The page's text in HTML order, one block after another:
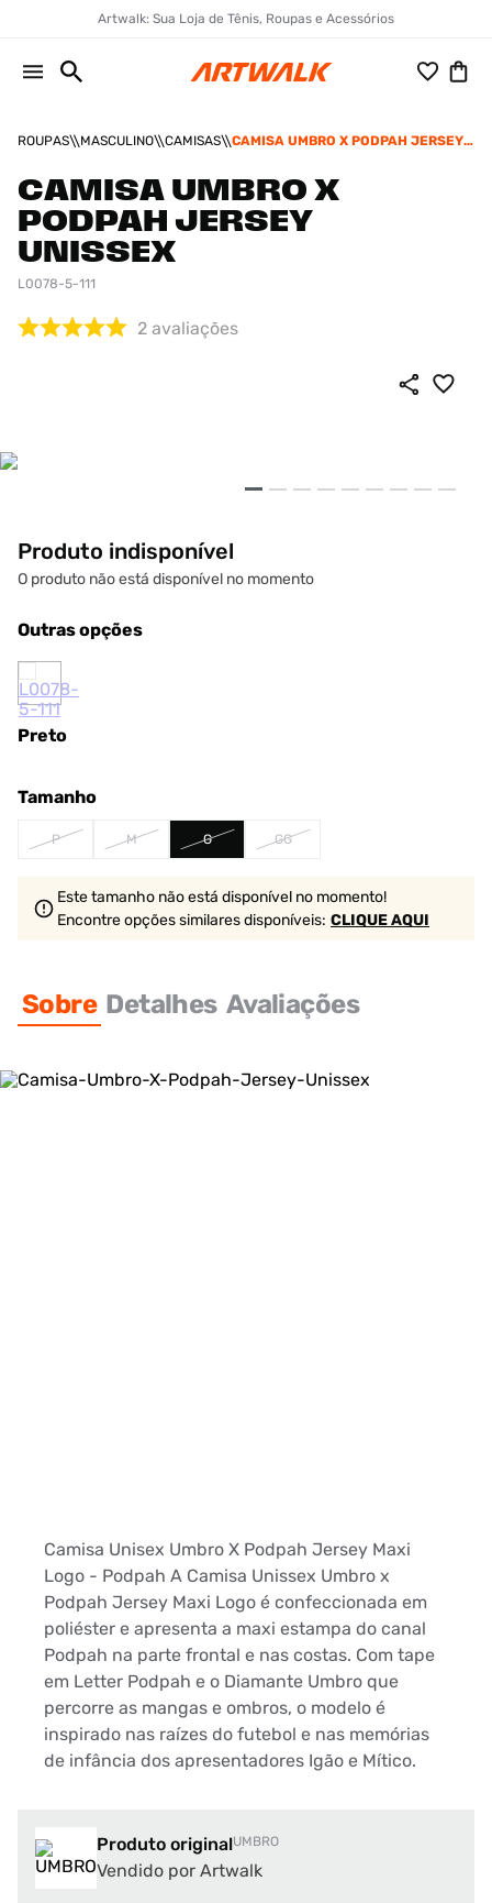
Artwalk: Sua Loja de Tênis, Roupas e Acessórios
ROUPAS MASCULINO CAMISAS
CAMISA UMBRO X PODPAH JERSEY
CAMISA UMBRO X
PODPAH JERSEY
UNISSEX
L0078-5-111
2 avaliações
Produto indisponível
O produto não está disponível no momento
Outras opções
Preto
Tamanho
P M G GG
Este tamanho não está disponível no momento!
Encontre opções similaresdisponíveis: CLIQUE AQUI
Sobre Detalhes Avaliações
Camisa Unisex Umbro X Podpah Jersey Maxi
Logo - Podpah A Camisa Unissex Umbro x
Podpah Jersey Maxi Logo é confeccionada em
poliéster e apresenta a maxi estampa do canal
Podpah na parte frontal e nas costas. Com tape
em Letter Podpah e o Diamante Umbro que
percorre as mangas e ombros, o modelo é
inspirado nas raízes do futebol e nas memórias
de infância dos apresentadores Igão e Mítico.
Produto originalUMBRO
Vendido por Artwalk